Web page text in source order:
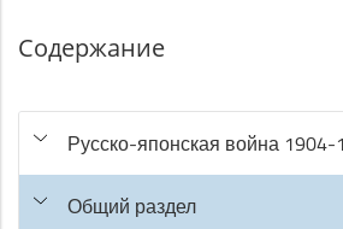
Содержание
Русско-японская война 1904-
Общий раздел